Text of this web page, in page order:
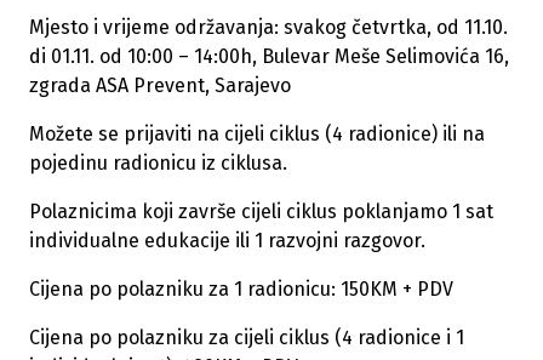
Mjesto i vrijeme održavanja: svakog četvrtka, od 11.10.
di 01.11. od 10:00 – 14:00h, Bulevar Meše Selimovića 16,
zgrada ASA Prevent, Sarajevo
Možete se prijaviti na cijeli ciklus (4 radionice) ili na
pojedinu radionicu iz ciklusa.
Polaznicima koji završe cijeli ciklus poklanjamo 1 sat
individualne edukacije ili 1 razvojni razgovor.
Cijena po polazniku za 1 radionicu: 150KM + PDV
Cijena po polazniku za cijeli ciklus (4 radionice i 1